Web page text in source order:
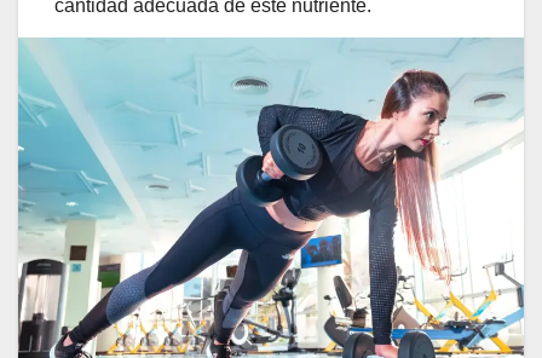
cantidad adecuada de este nutriente.